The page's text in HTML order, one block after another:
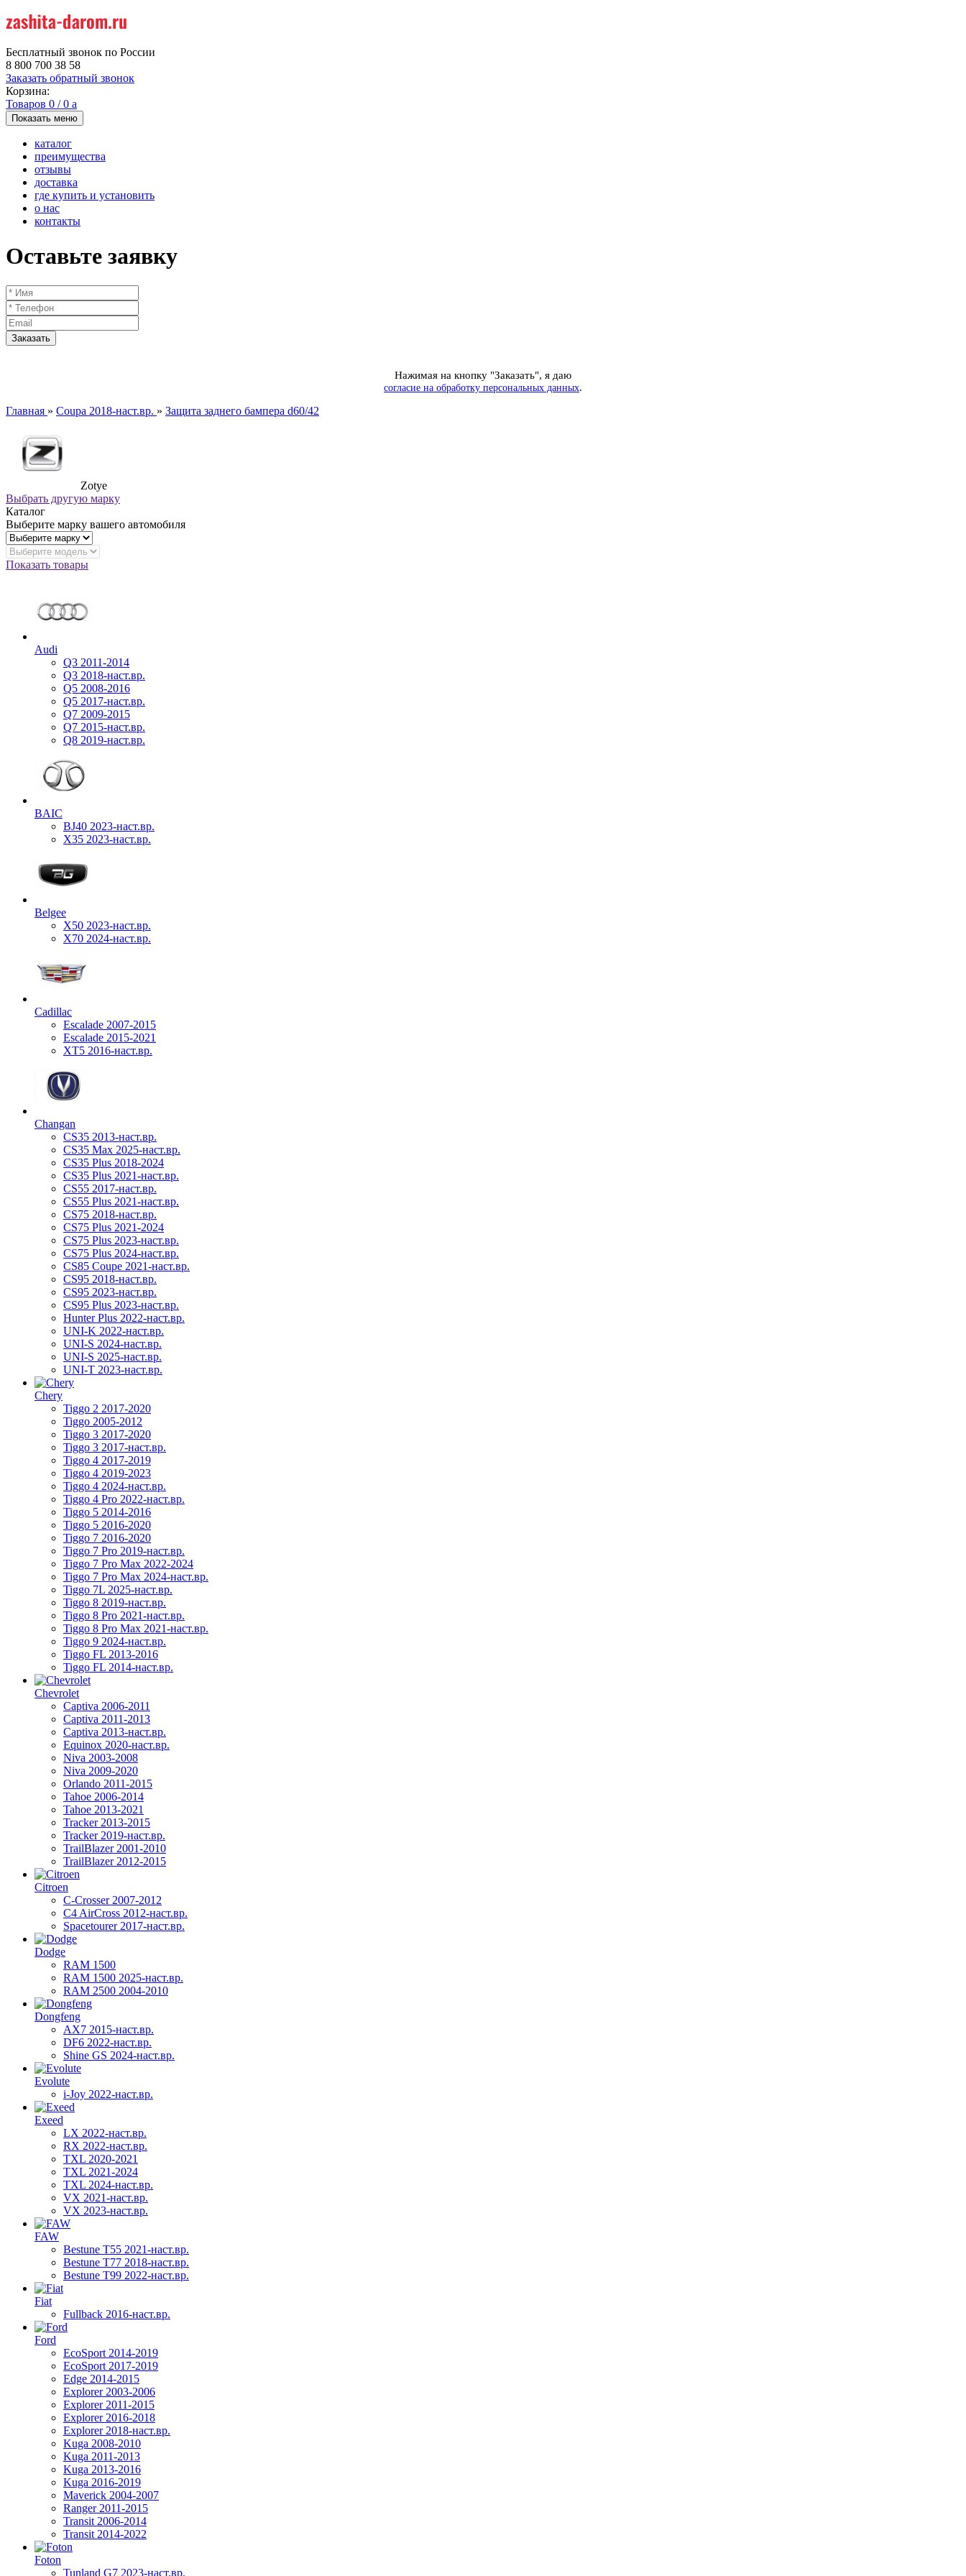
Бесплатный звонок по России
8 800 700 38 58
Заказать обратный звонок
Корзина:
Товаров 0 /0 a
Показать меню
каталог
преимущества
отзывы
доставка
где купить и установить
о нас
контакты
Оставьте заявку
Нажимая на кнопку "Заказать", я даю
согласие на обработку персональных данных.
Главная » Coupa 2018-наст.вр. » Защита заднего бампера d60/42
Zotye
Выбрать другую марку
Каталог
Выберите марку вашего автомобиля
Показать товары
Audi
Q3 2011-2014
Q3 2018-наст.вр.
Q5 2008-2016
Q5 2017-наст.вр.
Q7 2009-2015
Q7 2015-наст.вр.
Q8 2019-наст.вр.
BAIC
BJ40 2023-наст.вр.
X35 2023-наст.вр.
Belgee
X50 2023-наст.вр.
X70 2024-наст.вр.
Cadillac
Escalade 2007-2015
Escalade 2015-2021
XT5 2016-наст.вр.
Changan
CS35 2013-наст.вр.
CS35 Max 2025-наст.вр.
CS35 Plus 2018-2024
CS35 Plus 2021-наст.вр.
CS55 2017-наст.вр.
CS55 Plus 2021-наст.вр.
CS75 2018-наст.вр.
CS75 Plus 2021-2024
CS75 Plus 2023-наст.вр.
CS75 Plus 2024-наст.вр.
CS85 Coupe 2021-наст.вр.
CS95 2018-наст.вр.
CS95 2023-наст.вр.
CS95 Plus 2023-наст.вр.
Hunter Plus 2022-наст.вр.
UNI-K 2022-наст.вр.
UNI-S 2024-наст.вр.
UNI-S 2025-наст.вр.
UNI-T 2023-наст.вр.
Chery
Tiggo 2 2017-2020
Tiggo 2005-2012
Tiggo 3 2017-2020
Tiggo 3 2017-наст.вр.
Tiggo 4 2017-2019
Tiggo 4 2019-2023
Tiggo 4 2024-наст.вр.
Tiggo 4 Pro 2022-наст.вр.
Tiggo 5 2014-2016
Tiggo 5 2016-2020
Tiggo 7 2016-2020
Tiggo 7 Pro 2019-наст.вр.
Tiggo 7 Pro Max 2022-2024
Tiggo 7 Pro Max 2024-наст.вр.
Tiggo 7L 2025-наст.вр.
Tiggo 8 2019-наст.вр.
Tiggo 8 Pro 2021-наст.вр.
Tiggo 8 Pro Max 2021-наст.вр.
Tiggo 9 2024-наст.вр.
Tiggo FL 2013-2016
Tiggo FL 2014-наст.вр.
Chevrolet
Captiva 2006-2011
Captiva 2011-2013
Captiva 2013-наст.вр.
Equinox 2020-наст.вр.
Niva 2003-2008
Niva 2009-2020
Orlando 2011-2015
Tahoe 2006-2014
Tahoe 2013-2021
Tracker 2013-2015
Tracker 2019-наст.вр.
TrailBlazer 2001-2010
TrailBlazer 2012-2015
Citroen
C-Crosser 2007-2012
C4 AirCross 2012-наст.вр.
Spacetourer 2017-наст.вр.
Dodge
RAM 1500
RAM 1500 2025-наст.вр.
RAM 2500 2004-2010
Dongfeng
AX7 2015-наст.вр.
DF6 2022-наст.вр.
Shine GS 2024-наст.вр.
Evolute
i-Joy 2022-наст.вр.
Exeed
LX 2022-наст.вр.
RX 2022-наст.вр.
TXL 2020-2021
TXL 2021-2024
TXL 2024-наст.вр.
VX 2021-наст.вр.
VX 2023-наст.вр.
FAW
Bestune T55 2021-наст.вр.
Bestune T77 2018-наст.вр.
Bestune T99 2022-наст.вр.
Fiat
Fullback 2016-наст.вр.
Ford
EcoSport 2014-2019
EcoSport 2017-2019
Edge 2014-2015
Explorer 2003-2006
Explorer 2011-2015
Explorer 2016-2018
Explorer 2018-наст.вр.
Kuga 2008-2010
Kuga 2011-2013
Kuga 2013-2016
Kuga 2016-2019
Maverick 2004-2007
Ranger 2011-2015
Transit 2006-2014
Transit 2014-2022
Foton
Tunland G7 2023-наст.вр.